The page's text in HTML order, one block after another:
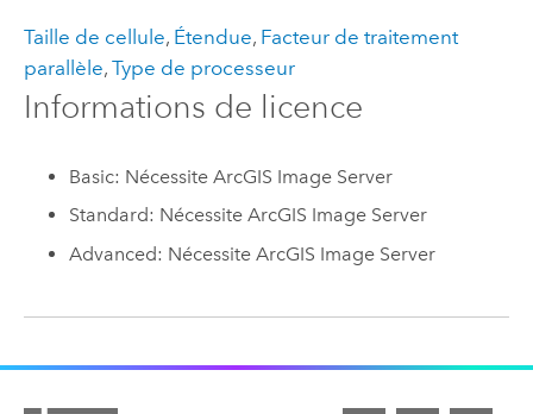
Taille de cellule, Étendue, Facteur de traitement
parallèle, Type de processeur
Informations de licence
Basic: Nécessite ArcGIS Image Server
Standard: Nécessite ArcGIS Image Server
Advanced: Nécessite ArcGIS Image Server